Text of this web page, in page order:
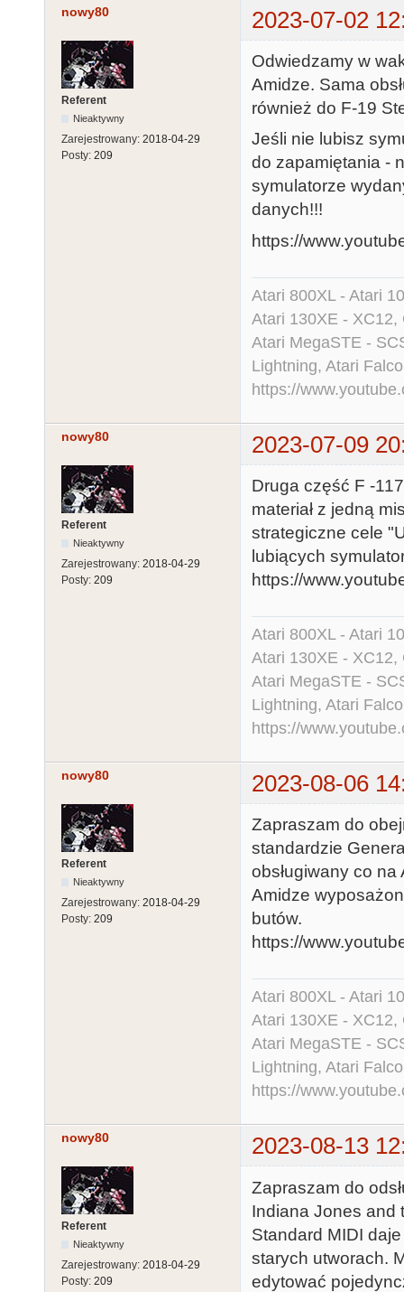
nowy80 2023-07-02
Referent
Nieaktywny
Zarejestrowany: 2018-04-29
Posty: 209
Odwiedzamy w
Amidze. Sama
również do F-19
Jeśli nie lubisz
do zapamiętania -
symulatorze
danych!!!
https://
Atari 800XL - Atari
Atari 130XE - XC12,
Atari MegaSTE -
Lightning, Atari
https://
nowy80 2023-07-09
Referent
Nieaktywny
Zarejestrowany: 2018-04-29
Posty: 209
Druga część F -
materiał z jedną
strategiczne cele
lubiących
https://
Atari 800XL - Atari
Atari 130XE - XC12,
Atari MegaSTE -
Lightning, Atari
https://
nowy80 2023-08-06
Referent
Nieaktywny
Zarejestrowany: 2018-04-29
Posty: 209
Zapraszam do
standardzie
obsługiwany co
Amidze
butów.
https://
Atari 800XL - Atari
Atari 130XE - XC12,
Atari MegaSTE -
Lightning, Atari
https://
nowy80 2023-08-13
Referent
Nieaktywny
Zarejestrowany: 2018-04-29
Posty: 209
Zapraszam do
Indiana Jones and
Standard MIDI
starych utworach.
edytować